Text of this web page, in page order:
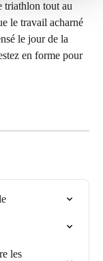
triathlon tout au
le travail acharné
le jour de la
en forme pour
les